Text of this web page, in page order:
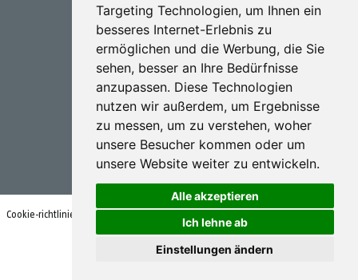
Targeting Technologien, um Ihnen ein
besseres Internet-Erlebnis zu
ermöglichen und die Werbung, die Sie
sehen, besser an Ihre Bedürfnisse
anzupassen. Diese Technologien
nutzen wir außerdem, um Ergebnisse
zu messen, um zu verstehen, woher
unsere Besucher kommen oder um
unsere Website weiter zu entwickeln.
Alle akzeptieren
Ich lehne ab
Einstellungen ändern
Sprütechnik
Biotechnologie
Industriel
Antigua, 4
20577 Antzuola (Gipuzkoa)
Spain
© Goizper Group 2020
Cookie-richtlinien